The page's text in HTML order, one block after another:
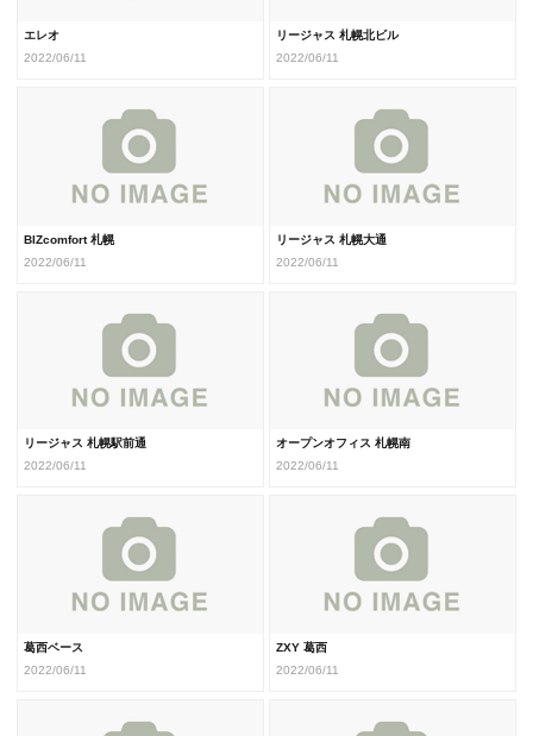
エレオ
2022/06/11
リージャス 札幌北ビル
2022/06/11
BIZcomfort 札幌
2022/06/11
リージャス 札幌大通
2022/06/11
リージャス 札幌駅前通
2022/06/11
オープンオフィス 札幌南
2022/06/11
葛西ベース
2022/06/11
ZXY 葛西
2022/06/11